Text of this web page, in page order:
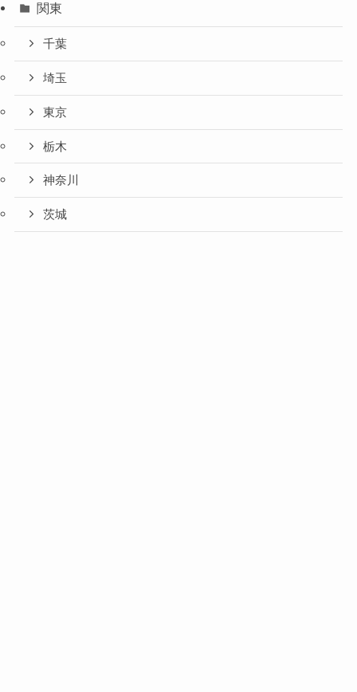
関東
千葉
埼玉
東京
栃木
神奈川
茨城